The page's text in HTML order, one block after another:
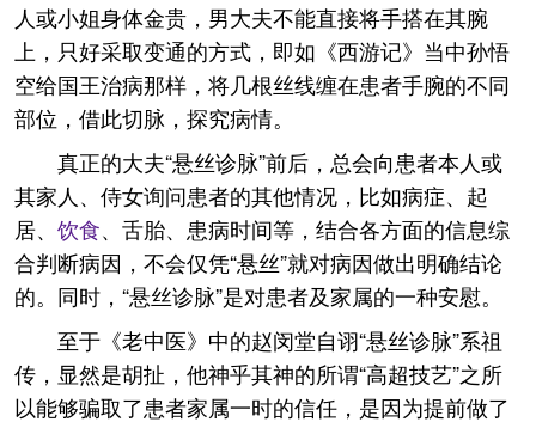
人或小姐身体金贵，男大夫不能直接将手搭在其腕
上，只好采取变通的方式，即如《西游记》当中孙悟
空给国王治病那样，将几根丝线缠在患者手腕的不同
部位，借此切脉，探究病情。
真正的大夫“悬丝诊脉”前后，总会向患者本人或
其家人、侍女询问患者的其他情况，比如病症、起
居、 饮食、舌胎、患病时间等，结合各方面的信息综
合判断病因，不会仅凭“悬丝”就对病因做出明确结论
的。同时，“悬丝诊脉”是对患者及家属的一种安慰。
至于《老中医》中的赵闵堂自诩“悬丝诊脉”系祖
传，显然是胡扯，他神乎其神的所谓“高超技艺”之所
以能够骗取了患者家属一时的信任，是因为提前做了